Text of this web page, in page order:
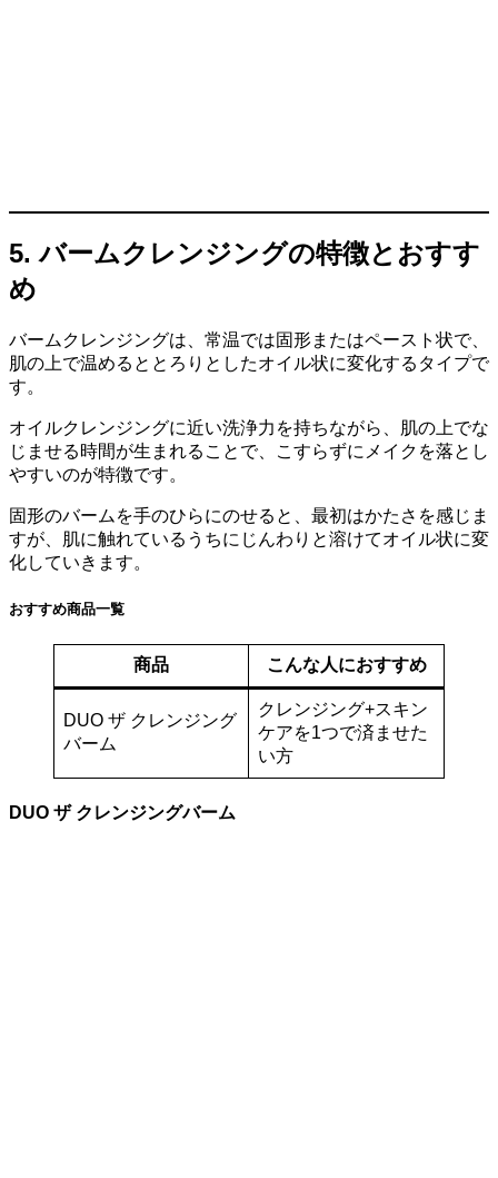
5. バームクレンジングの特徴とおすす
め
バームクレンジングは、常温では固形またはペースト状で、
肌の上で温めるととろりとしたオイル状に変化するタイプで
す。
オイルクレンジングに近い洗浄力を持ちながら、肌の上でな
じませる時間が生まれることで、こすらずにメイクを落とし
やすいのが特徴です。
固形のバームを手のひらにのせると、最初はかたさを感じま
すが、肌に触れているうちにじんわりと溶けてオイル状に変
化していきます。
おすすめ商品一覧
商品 こんな人におすすめ
DUO ザ クレンジング
バーム
クレンジング+スキン
ケアを1つで済ませた
い方
DUO ザ クレンジングバーム